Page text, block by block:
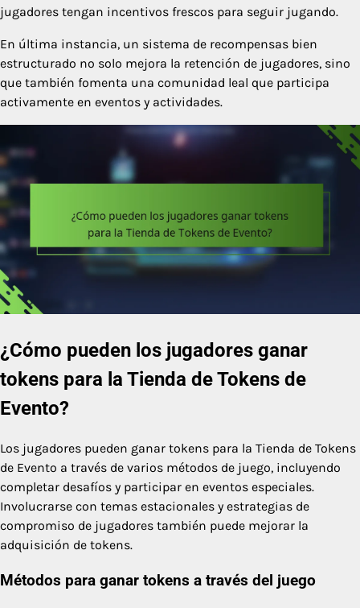
jugadores tengan incentivos frescos para seguir jugando.
En última instancia, un sistema de recompensas bien
estructurado no solo mejora la retención de jugadores, sino
que también fomenta una comunidad leal que participa
activamente en eventos y actividades.
¿Cómo pueden los jugadores ganar
tokens para la Tienda de Tokens de
Evento?
Los jugadores pueden ganar tokens para la Tienda de Tokens
de Evento a través de varios métodos de juego, incluyendo
completar desafíos y participar en eventos especiales.
Involucrarse con temas estacionales y estrategias de
compromiso de jugadores también puede mejorar la
adquisición de tokens.
Métodos para ganar tokens a través del juego